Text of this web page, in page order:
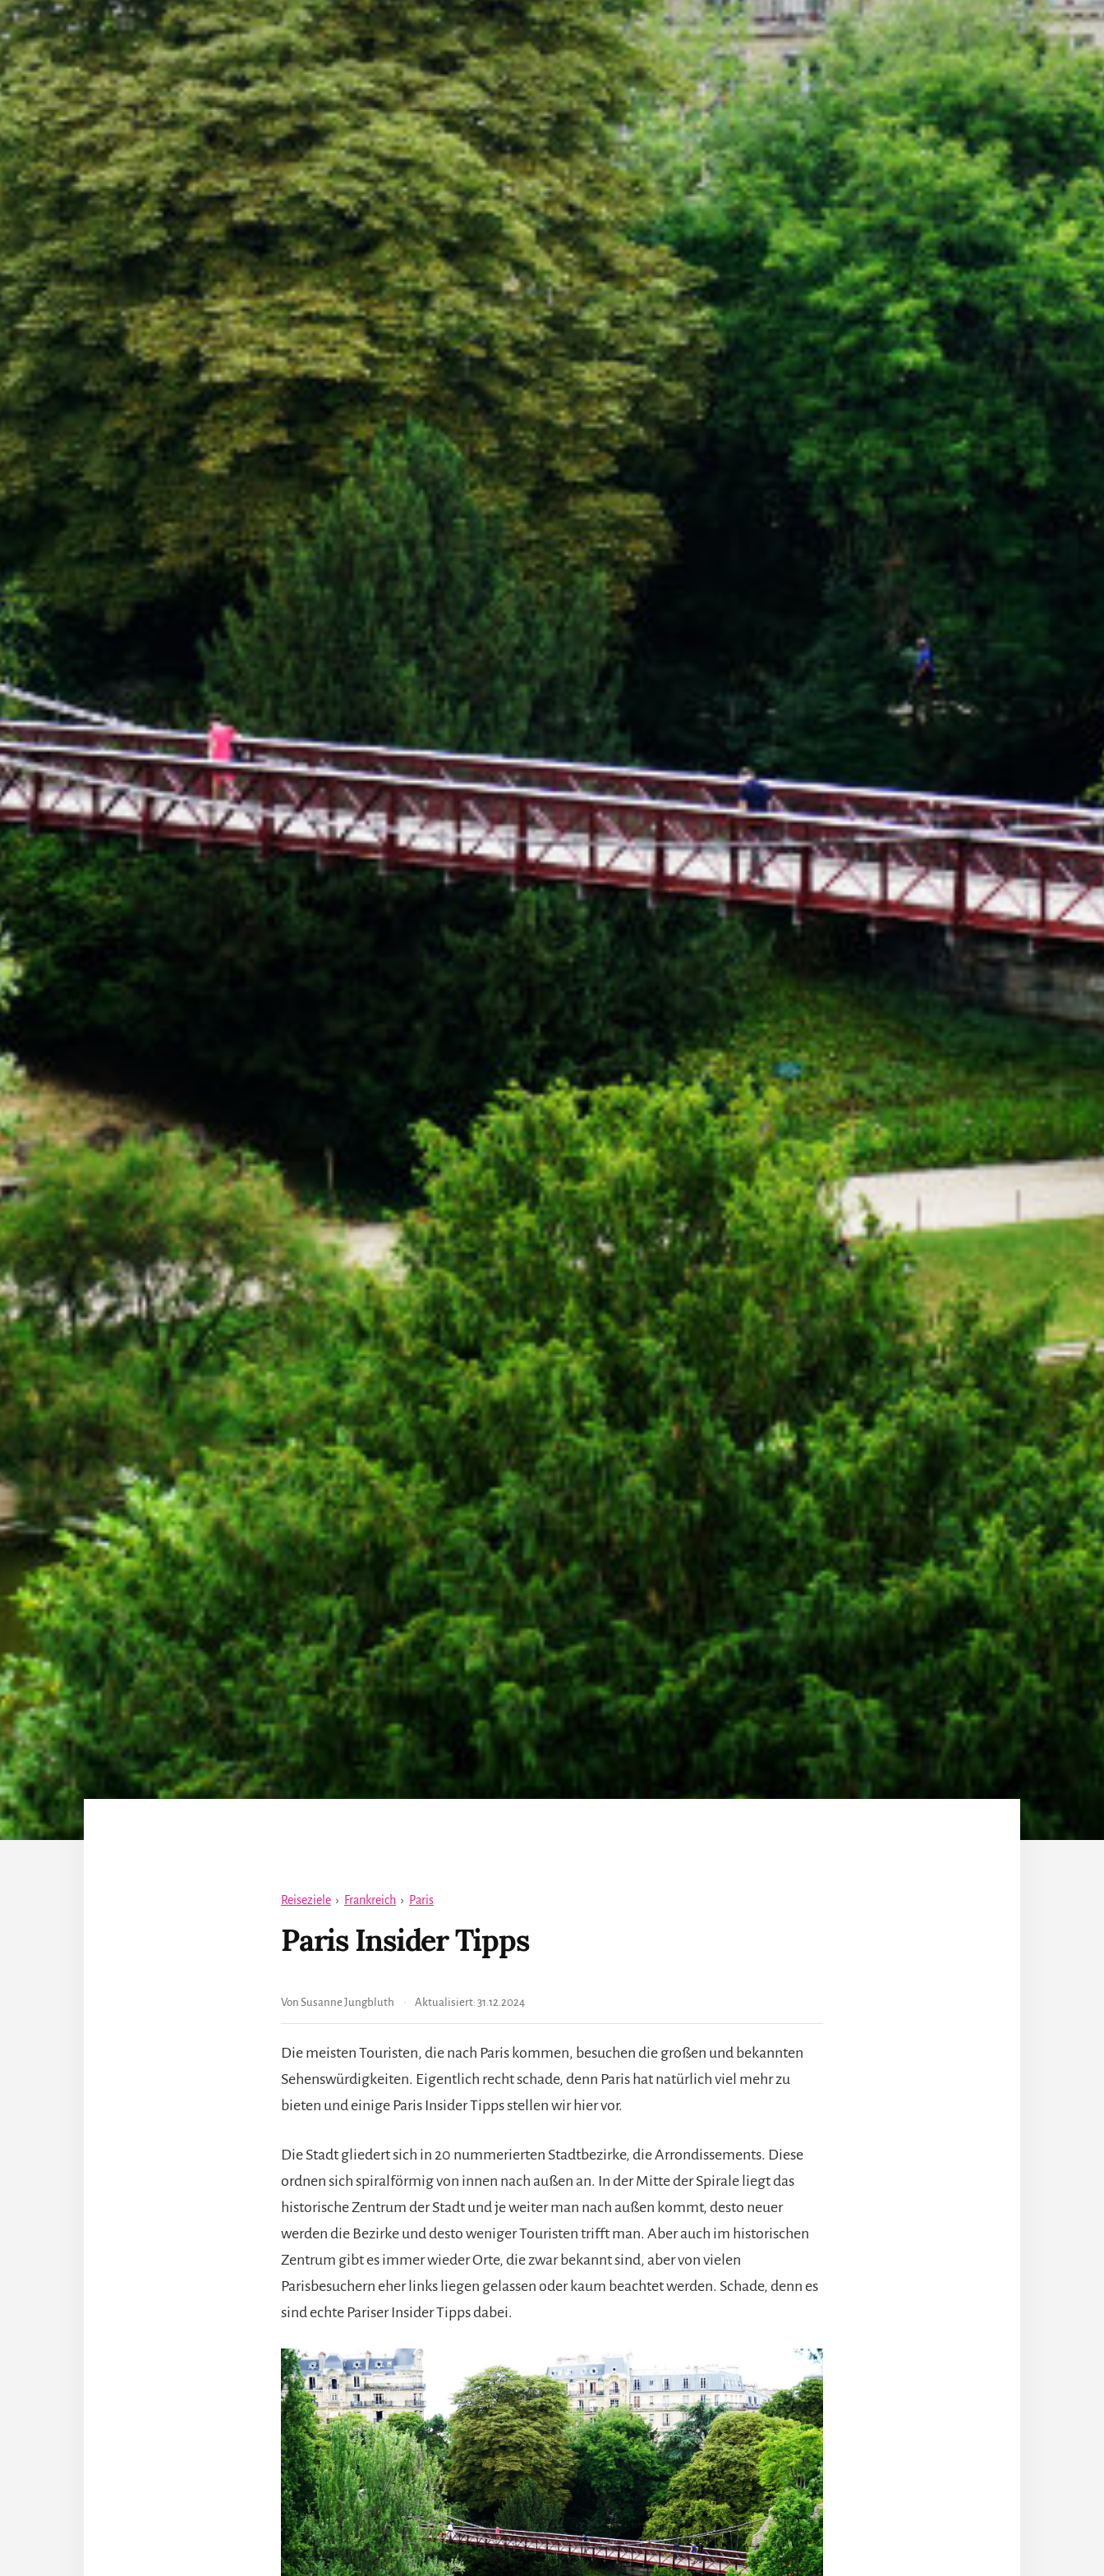
Reiseziele › Frankreich › Paris
Paris Insider Tipps
Von Susanne Jungbluth Aktualisiert:31.12.2024
Die meisten Touristen, die nach Paris kommen, besuchen die großen und bekannten
Sehenswürdigkeiten. Eigentlich recht schade, denn Paris hat natürlich viel mehr zu
bieten und einige Paris Insider Tipps stellen wir hier vor.
Die Stadt gliedert sich in 20 nummerierten Stadtbezirke, die Arrondissements. Diese
ordnen sich spiralförmig von innen nach außen an. In der Mitte der Spirale liegt das
historische Zentrum der Stadt und je weiter man nach außen kommt, desto neuer
werden die Bezirke und desto weniger Touristen trifft man. Aber auch im historischen
Zentrum gibt es immer wieder Orte, die zwar bekannt sind, aber von vielen
Parisbesuchern eher links liegen gelassen oder kaum beachtet werden. Schade, denn es
sind echte Pariser Insider Tipps dabei.